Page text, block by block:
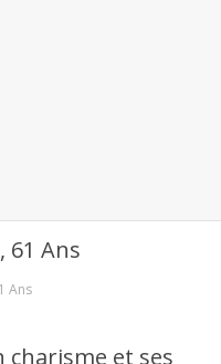
Ans
charisme et ses